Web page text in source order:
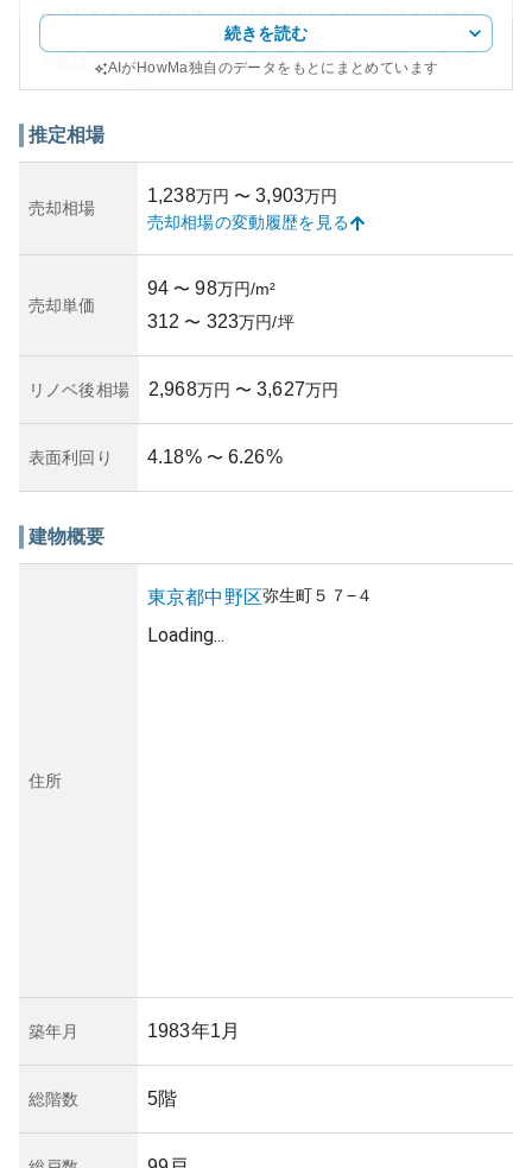
をはじめとする教育施設が徒歩圏内にあり、ファミリー層
にとっても住みやすい環境が整っています。マンションの
外観は、この地域特有の落ち着いた住宅街にマッチしたシ
資産性については、立地の利便性や需要の高さから中古マ
より、将来的には資産価値に影響を与える可能性も存在し
ます。不動産市場自体が不確実なので、所有リスクには注
意が必要です。また、所有者としてのリスクを考慮する際
ての情報収集が重要です。これらの要素を考慮すると、投
資対象としての魅力はあるものの、市場の傾向やマンショ
続きを読む
AIがHowMa独自のデータをもとにまとめています
推定相場
売却相場
1,238万円 〜 3,903万円
売却相場の変動履歴を見る
売却単価
94 〜 98万円/m²
312 〜 323万円/坪
リノベ後相場 2,968万円 〜 3,627万円
表面利回り 4.18% 〜 6.26%
建物概要
住所
東京都中野区弥生町５７−４
Loading...
築年月 1983年1月
総階数 5階